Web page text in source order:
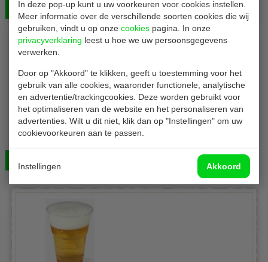
In deze pop-up kunt u uw voorkeuren voor cookies instellen.
Meer informatie over de verschillende soorten cookies die wij
gebruiken, vindt u op onze cookies pagina. In onze
privacyverklaring leest u hoe we uw persoonsgegevens
verwerken.
Door op "Akkoord" te klikken, geeft u toestemming voor het
gebruik van alle cookies, waaronder functionele, analytische
en advertentie/trackingcookies. Deze worden gebruikt voor
het optimaliseren van de website en het personaliseren van
advertenties. Wilt u dit niet, klik dan op "Instellingen" om uw
cookievoorkeuren aan te passen.
Instellingen Akkoord
€ 89,00 Bekijken
eGreen Bierbekers
Bekijken